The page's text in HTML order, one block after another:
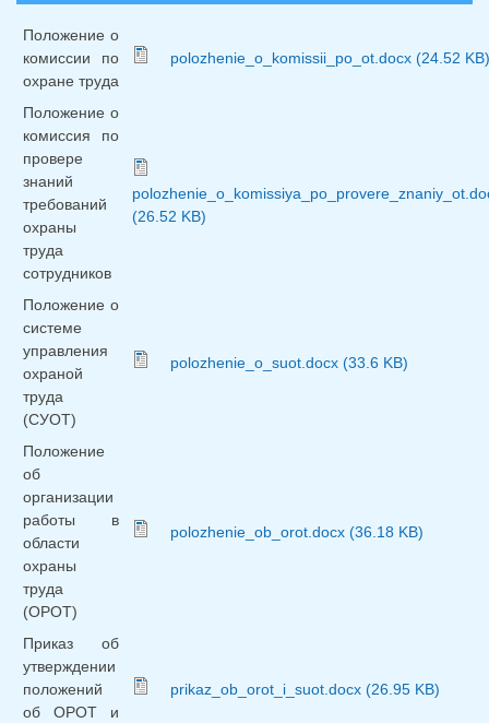
Положение о
комиссии по
охране труда
polozhenie_o_komissii_po_ot.docx (24.52 KB)
Положение о
комиссия по
провере
знаний
требований
охраны
труда
сотрудников
(26.52 KB)
Положение о
системе
управления
охраной
труда
(СУОТ)
polozhenie_o_suot.docx (33.6 KB)
Положение
об
организации
работы в
области
охраны
труда
(ОРОТ)
polozhenie_ob_orot.docx (36.18 KB)
Приказ об
утверждении
положений
об ОРОТ и
prikaz_ob_orot_i_suot.docx (26.95 KB)